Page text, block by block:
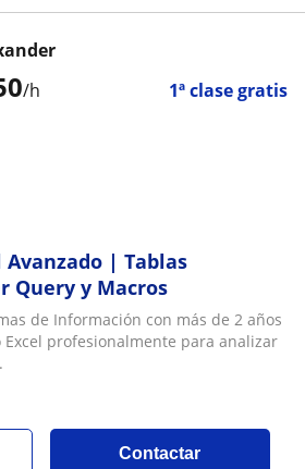
/h 1ª clase gratis
Avanzado | Tablas
Query y Macros
de Información con más de 2 años
profesionalmente para analizar
Contactar